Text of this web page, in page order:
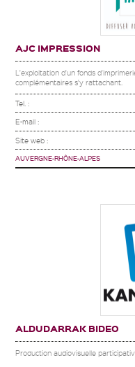
AJC IMPRESSION
L'exploitation d'un fonds
complémentaires s'y rattachant.
Tel. :
E-mail :
Site web :
AUVERGNE-RHÔNE-ALPES
ALDUDARRAK BIDEO
Production audiovisuelle